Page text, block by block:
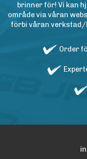
brinner för! Vi kan
område via våran
förbi våran verkstad/
Order